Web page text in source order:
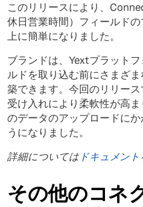
このリリースにより、
休日営業時間）フィールド
上に簡単になりました。
ブランドは、Yextプラット
ルドを取り込む前にさまざ
築できます。今回のリリー
受け入れにより柔軟性が高
のデータのアップロードに
うになりました。
詳細については ドキュメント
その他のコネ